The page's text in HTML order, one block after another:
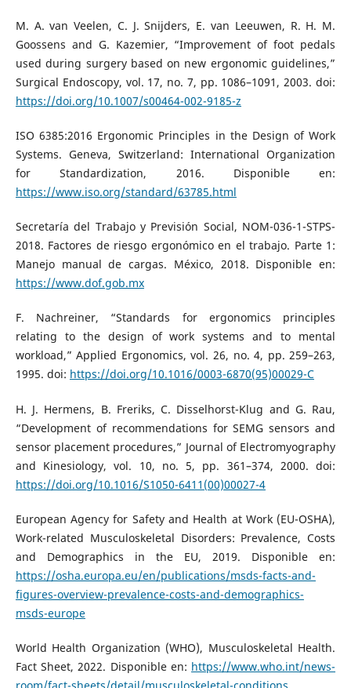
M. A. van Veelen, C. J. Snijders, E. van Leeuwen, R. H. M.
Goossens and G. Kazemier, “Improvement of foot pedals
used during surgery based on new ergonomic guidelines,”
Surgical Endoscopy, vol. 17, no. 7, pp. 1086–1091, 2003. doi:
https://doi.org/10.1007/s00464-002-9185-z
ISO 6385:2016 Ergonomic Principles in the Design of Work
Systems. Geneva, Switzerland: International Organization
for Standardization, 2016. Disponible en:
https://www.iso.org/standard/63785.html
Secretaría del Trabajo y Previsión Social, NOM-036-1-STPS-
2018. Factores de riesgo ergonómico en el trabajo. Parte 1:
Manejo manual de cargas. México, 2018. Disponible en:
https://www.dof.gob.mx
F. Nachreiner, “Standards for ergonomics principles
relating to the design of work systems and to mental
workload,” Applied Ergonomics, vol. 26, no. 4, pp. 259–263,
1995. doi: https://doi.org/10.1016/0003-6870(95)00029-C
H. J. Hermens, B. Freriks, C. Disselhorst-Klug and G. Rau,
“Development of recommendations for SEMG sensors and
sensor placement procedures,” Journal of Electromyography
and Kinesiology, vol. 10, no. 5, pp. 361–374, 2000. doi:
https://doi.org/10.1016/S1050-6411(00)00027-4
European Agency for Safety and Health at Work (EU-OSHA),
Work-related Musculoskeletal Disorders: Prevalence, Costs
and Demographics in the EU, 2019. Disponible en:
https://osha.europa.eu/en/publications/msds-facts-and-
figures-overview-prevalence-costs-and-demographics-
msds-europe
World Health Organization (WHO), Musculoskeletal Health.
Fact Sheet, 2022. Disponible en: https://www.who.int/news-
room/fact-sheets/detail/musculoskeletal-conditions